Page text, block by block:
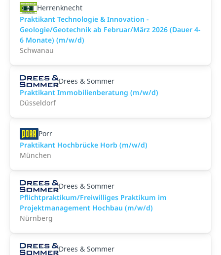
Herrenknecht
Praktikant Technologie & Innovation -
Geologie/Geotechnik ab Februar/März 2026 (Dauer 4-
6 Monate) (m/w/d)
Schwanau
Drees & Sommer
Praktikant Immobilienberatung (m/w/d)
Düsseldorf
Porr
Praktikant Hochbrücke Horb (m/w/d)
München
Drees & Sommer
Pflichtpraktikum/Freiwilliges Praktikum im
Projektmanagement Hochbau (m/w/d)
Nürnberg
Drees & Sommer